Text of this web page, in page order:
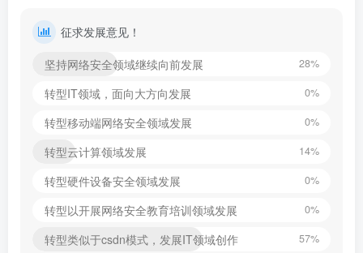
征求发展意见！
28%
坚持网络安全领域继续向前发展
0%
转型IT领域，面向大方向发展
0%
转型移动端网络安全领域发展
14%
转型云计算领域发展
0%
转型硬件设备安全领域发展
0%
转型以开展网络安全教育培训领域发展
57%
转型类似于csdn模式，发展IT领域创作